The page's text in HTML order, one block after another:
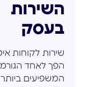
השירות
בעסק
שירות לקוחות
הפך לאחד
המשפיעים